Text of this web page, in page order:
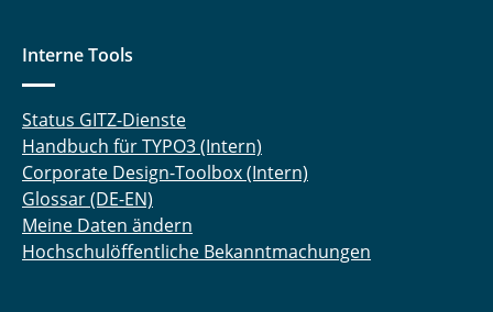
Interne Tools
Status GITZ-Dienste
Handbuch für TYPO3 (Intern)
Corporate Design-Toolbox (Intern)
Glossar (DE-EN)
Meine Daten ändern
Hochschulöffentliche Bekanntmachungen